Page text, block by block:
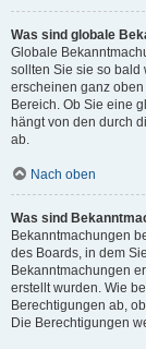
Was sind globale
Globale
sollten Sie sie so bald
erscheinen ganz
Bereich. Ob Sie eine
hängt von den durch
ab.
Nach oben
Was sind
Bekanntmachungen
des Boards, in dem
Bekanntmachungen
erstellt wurden. Wie
Berechtigungen ab,
Die Berechtigungen